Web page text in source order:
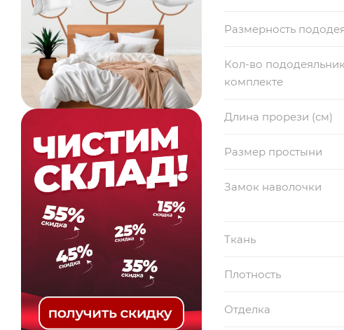
Размерность
Кол-во
комплекте
Длина прорези (см)
Размер простыни
Замок наволочки
Ткань
Плотность
Отделка